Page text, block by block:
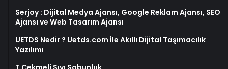
Serjoy : Dijital Medya Ajansı, Google Reklam Ajansı, SEO
Ajansı ve Web Tasarım Ajansı
UETDS Nedir ? Uetds.com İle Akıllı Dijital Taşımacılık
Yazılımı